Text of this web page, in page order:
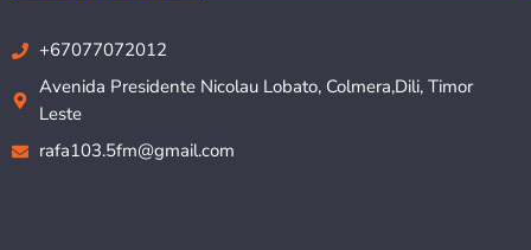
+67077072012
Avenida Presidente Nicolau Lobato, Colmera,Dili, Timor
Leste
rafa103.5fm@gmail.com